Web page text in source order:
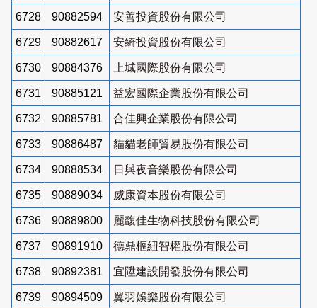
6728 90882594 安善投資股份有限公司
6729 90882617 安綺投資股份有限公司
6730 90884376 上城國際股份有限公司
6731 90885121 益宏國際企業股份有限公司
6732 90885781 合佳興企業股份有限公司
6733 90886487 貓貓老師貿易股份有限公司
6734 90888534 日與夜音樂股份有限公司
6735 90889034 威康資本股份有限公司
6736 90889800 麗馥佳生物科技股份有限公司
6737 90891910 德鼎樞紐智權股份有限公司
6738 90892381 宜陞建設開發股份有限公司
6739 90894509 翼羽娛樂股份有限公司